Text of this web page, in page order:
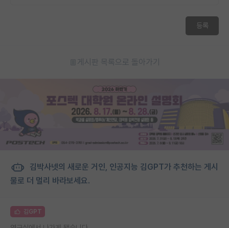
등록
게시판 목록으로 돌아가기
김박사넷의 새로운 거인, 인공지능 김GPT가 추천하는 게시
물로 더 멀리 바라보세요.
김GPT